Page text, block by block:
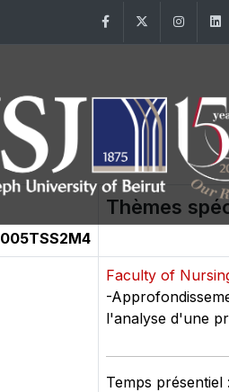
FacebookTwitter
005TSS2M4
Thèmes
Faculty of
-
l'analyse d'une
Temps présentiel